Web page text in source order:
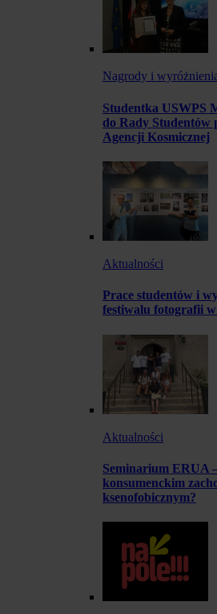
Nagrody i
Studentka USWPS
do Rady Studentów
Agencji Kosmicznej
Aktualności
Prace studentów i
festiwalu fotografii
Aktualności
Seminarium ERUA
konsumenckim
ksenofobicznym?